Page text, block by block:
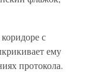
с
ему
протокола.